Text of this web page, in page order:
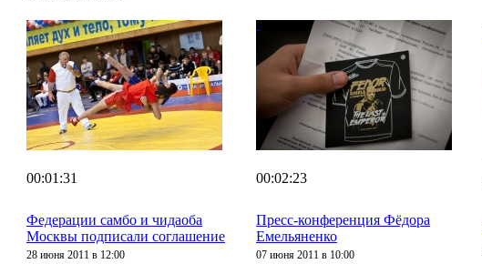
00:01:31
Федерации самбо и чидаоба
Москвы подписали соглашение
28 июня 2011 в 12:00
00:02:23
Пресс-конференция Фёдора
Емельяненко
07 июня 2011 в 10:00